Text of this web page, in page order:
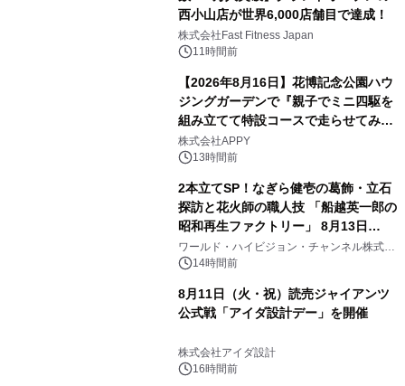
西小山店が世界6,000店舗目で達成！
株式会社Fast Fitness Japan
11時間前
【2026年8月16日】花博記念公園ハウ
ジングガーデンで『親子でミニ四駆を
組み立てて特設コースで走らせてみよ
う！』を開催
株式会社APPY
13時間前
2本立てSP！なぎら健壱の葛飾・立石
探訪と花火師の職人技 「船越英一郎の
昭和再生ファクトリー」 8月13日
（木）よる9時～ BS12 トゥエルビで
放送
ワールド・ハイビジョン・チャンネル株式会
社 14時間前
8月11日（火・祝）読売ジャイアンツ
公式戦「アイダ設計デー」を開催
株式会社アイダ設計
16時間前